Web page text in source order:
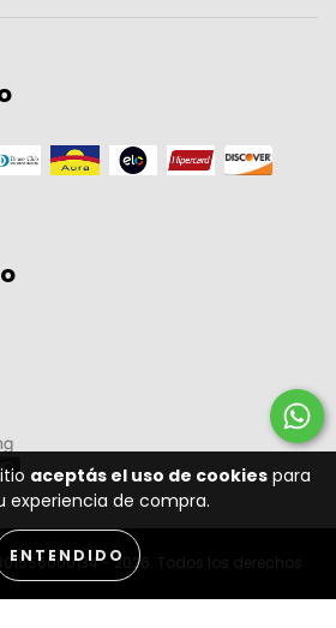
aceptás el uso de cookies para
experiencia de compra.
ENTENDIDO- 2026. Todos los derechos